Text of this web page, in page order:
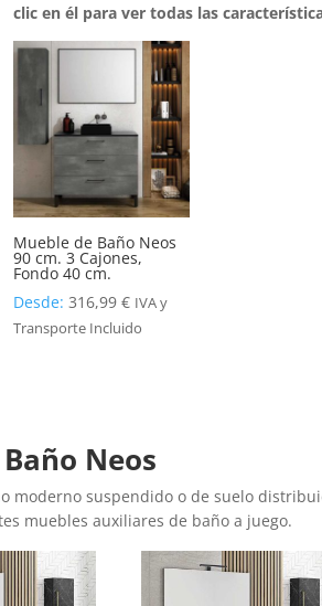
clic en él para ver todas las
Mueble de Baño Neos
90 cm. 3 Cajones,
Fondo 40 cm.
Desde:316,99€ IVA y
Transporte Incluido
Neos
moderno suspendido o de suelo
muebles auxiliares de baño a juego.